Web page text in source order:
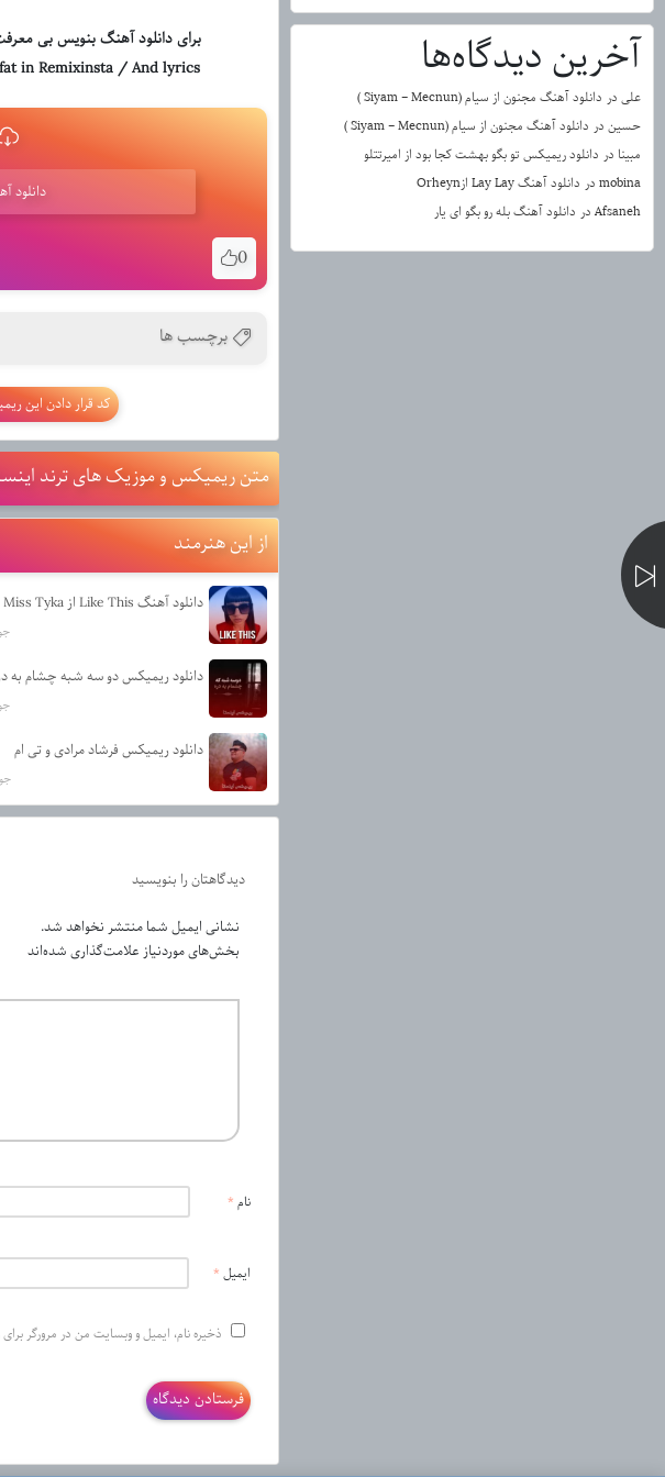
آخرین دیدگاه‌ها
علی در دانلود آهنگ مجنون از سیام (Siyam – Mecnun )
حسین در دانلود آهنگ مجنون از سیام (Siyam – Mecnun )
مبینا در دانلود ریمیکس تو بگو بهشت کجا بود از امیرتتلو
mobina در دانلود آهنگ Lay Lay ازOrheyn
Afsaneh در دانلود آهنگ بله رو بگو ای یار
برای دانلود آهنگ بنویس بی
in Remixinsta / And lyrics
دانلود
0
برچسب ها
کد قرار دادن این
متن ریمیکس و موزیک های ترند
از این هنرمند
دانلود آهنگ Like This از Miss Tyka
دانلود ریمیکس دو سه شبه چشام به
دانلود ریمیکس فرشاد مرادی و تی ام
دیدگاهتان را بنویسید
نشانی ایمیل شما منتشر نخواهد شد.
بخش‌های موردنیاز علامت‌گذاری شده‌اند
نام *
ایمیل *
ذخیره نام، ایمیل و وبسایت من در مرورگر